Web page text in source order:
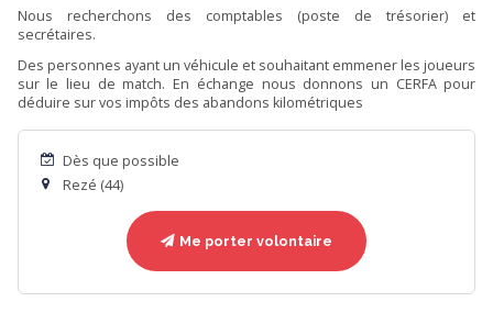
Nous recherchons des comptables (poste de trésorier) et
secrétaires.
Des personnes ayant un véhicule et souhaitant emmener les joueurs
sur le lieu de match. En échange nous donnons un CERFA pour
déduire sur vos impôts des abandons kilométriques
Dès que possible
Rezé (44)
Me porter volontaire